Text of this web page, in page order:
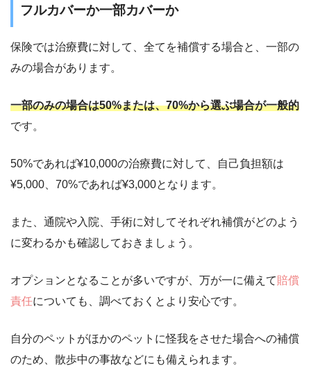
フルカバーか一部カバーか
保険では治療費に対して、全てを補償する場合と、一部の
みの場合があります。
一部のみの場合は50%または、70%から選ぶ場合が一般的
です。
50%であれば¥10,000の治療費に対して、自己負担額は
¥5,000、70%であれば¥3,000となります。
また、通院や入院、手術に対してそれぞれ補償がどのよう
に変わるかも確認しておきましょう。
オプションとなることが多いですが、万が一に備えて賠償
責任についても、調べておくとより安心です。
自分のペットがほかのペットに怪我をさせた場合への補償
のため、散歩中の事故などにも備えられます。